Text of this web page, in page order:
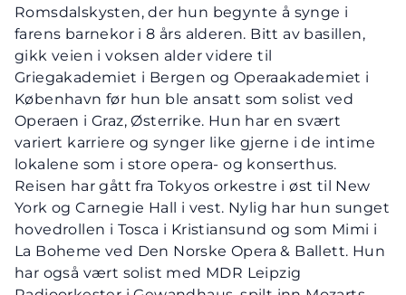
Romsdalskysten, der hun begynte å synge i
farens barnekor i 8 års alderen. Bitt av basillen,
gikk veien i voksen alder videre til
Griegakademiet i Bergen og Operaakademiet i
København før hun ble ansatt som solist ved
Operaen i Graz, Østerrike. Hun har en svært
variert karriere og synger like gjerne i de intime
lokalene som i store opera- og konserthus.
Reisen har gått fra Tokyos orkestre i øst til New
York og Carnegie Hall i vest. Nylig har hun sunget
hovedrollen i Tosca i Kristiansund og som Mimi i
La Boheme ved Den Norske Opera & Ballett. Hun
har også vært solist med MDR Leipzig